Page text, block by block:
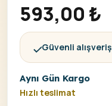
593,00 ₺
Güvenli
Aynı Gün Kargo
Hızlı teslimat